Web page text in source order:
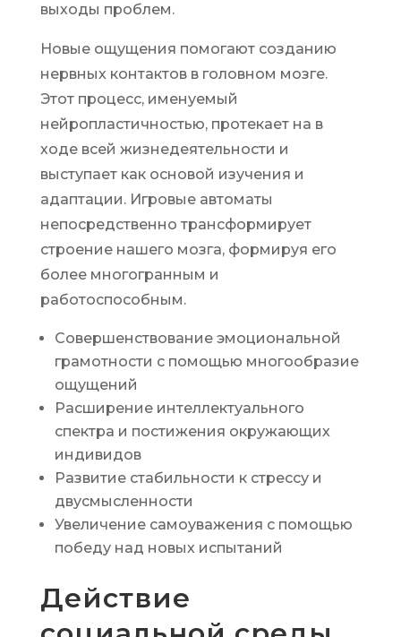
выходы проблем.
Новые ощущения помогают созданию
нервных контактов в головном мозге.
Этот процесс, именуемый
нейропластичностью, протекает на в
ходе всей жизнедеятельности и
выступает как основой изучения и
адаптации. Игровые автоматы
непосредственно трансформирует
строение нашего мозга, формируя его
более многогранным и
работоспособным.
Совершенствование эмоциональной
грамотности с помощью многообразие
ощущений
Расширение интеллектуального
спектра и постижения окружающих
индивидов
Развитие стабильности к стрессу и
двусмысленности
Увеличение самоуважения с помощью
победу над новых испытаний
Действие